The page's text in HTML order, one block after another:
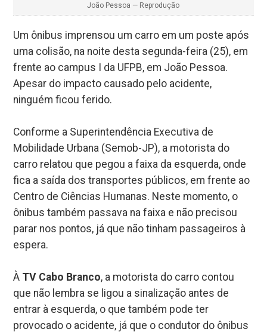
João Pessoa — Reprodução
Um ônibus imprensou um carro em um poste após
uma colisão, na noite desta segunda-feira (25), em
frente ao campus I da UFPB, em João Pessoa.
Apesar do impacto causado pelo acidente,
ninguém ficou ferido.
Conforme a Superintendência Executiva de
Mobilidade Urbana (Semob-JP), a motorista do
carro relatou que pegou a faixa da esquerda, onde
fica a saída dos transportes públicos, em frente ao
Centro de Ciências Humanas. Neste momento, o
ônibus também passava na faixa e não precisou
parar nos pontos, já que não tinham passageiros à
espera.
À TV Cabo Branco, a motorista do carro contou
que não lembra se ligou a sinalização antes de
entrar à esquerda, o que também pode ter
provocado o acidente, já que o condutor do ônibus